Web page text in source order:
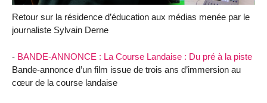
Retour sur la résidence d’éducation aux médias menée par le
journaliste Sylvain Derne
- BANDE-ANNONCE : La Course Landaise : Du pré à la piste
Bande-annonce d’un film issue de trois ans d’immersion au
cœur de la course landaise